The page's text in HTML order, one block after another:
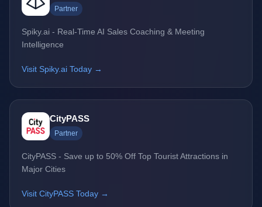
Partner
Spiky.ai - Real-Time AI Sales Coaching & Meeting
Intelligence
Visit Spiky.ai Today →
CityPASS
Partner
CityPASS - Save up to 50% Off Top Tourist Attractions in
Major Cities
Visit CityPASS Today →